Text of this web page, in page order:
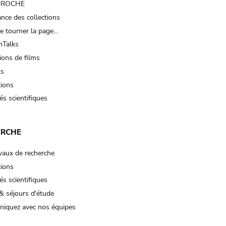
des collections
tourner la page…
de films
scientifiques
de recherche
scientifiques
séjours d'étude
avec nos équipes